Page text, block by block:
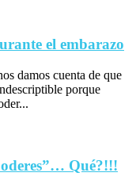
el embarazo
damos cuenta de que
porque
Qué?!!!